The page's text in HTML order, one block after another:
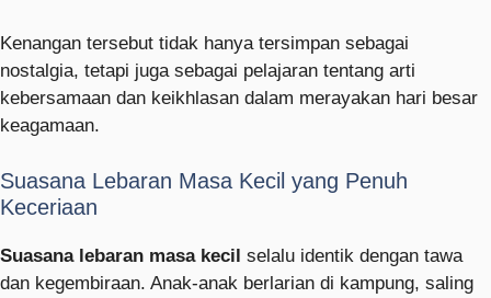
Kenangan tersebut tidak hanya tersimpan sebagai
nostalgia, tetapi juga sebagai pelajaran tentang arti
kebersamaan dan keikhlasan dalam merayakan hari besar
keagamaan.
Suasana Lebaran Masa Kecil yang Penuh
Keceriaan
Suasana lebaran masa kecil selalu identik dengan tawa
dan kegembiraan. Anak-anak berlarian di kampung, saling